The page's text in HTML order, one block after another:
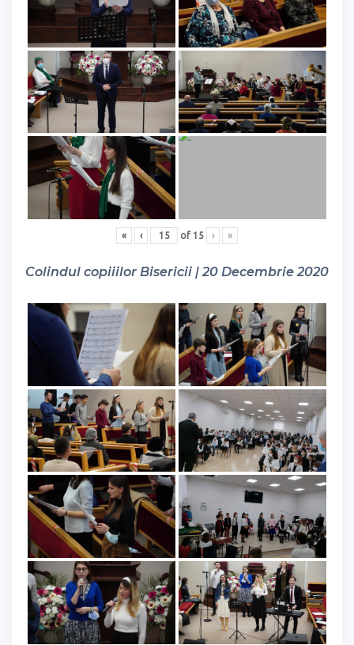
« ‹ of 15 › »
Colindul copiiilor Bisericii | 20 Decembrie 2020